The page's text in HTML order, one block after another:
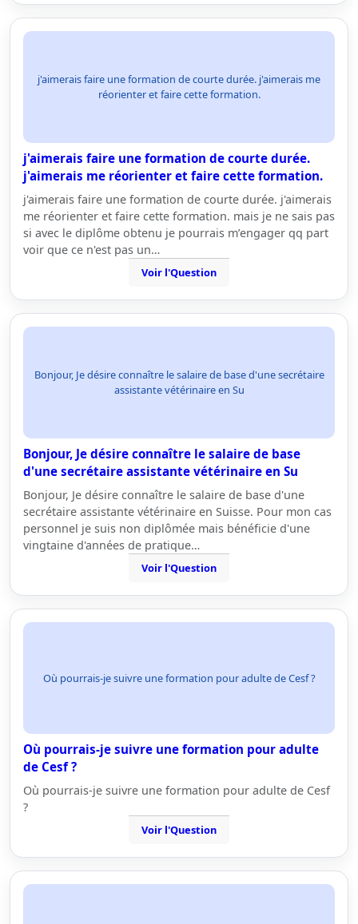
j'aimerais faire une formation de courte durée. j'aimerais me
réorienter et faire cette formation.
j'aimerais faire une formation de courte durée.
j'aimerais me réorienter et faire cette formation.
j'aimerais faire une formation de courte durée. j'aimerais
me réorienter et faire cette formation. mais je ne sais pas
si avec le diplôme obtenu je pourrais m’engager qq part
voir que ce n'est pas un…
Voir l'Question
Bonjour, Je désire connaître le salaire de base d'une secrétaire
assistante vétérinaire en Su
Bonjour, Je désire connaître le salaire de base
d'une secrétaire assistante vétérinaire en Su
Bonjour, Je désire connaître le salaire de base d'une
secrétaire assistante vétérinaire en Suisse. Pour mon cas
personnel je suis non diplômée mais bénéficie d'une
vingtaine d'années de pratique…
Voir l'Question
Où pourrais-je suivre une formation pour adulte de Cesf ?
Où pourrais-je suivre une formation pour adulte
de Cesf ?
Où pourrais-je suivre une formation pour adulte de Cesf
?
Voir l'Question